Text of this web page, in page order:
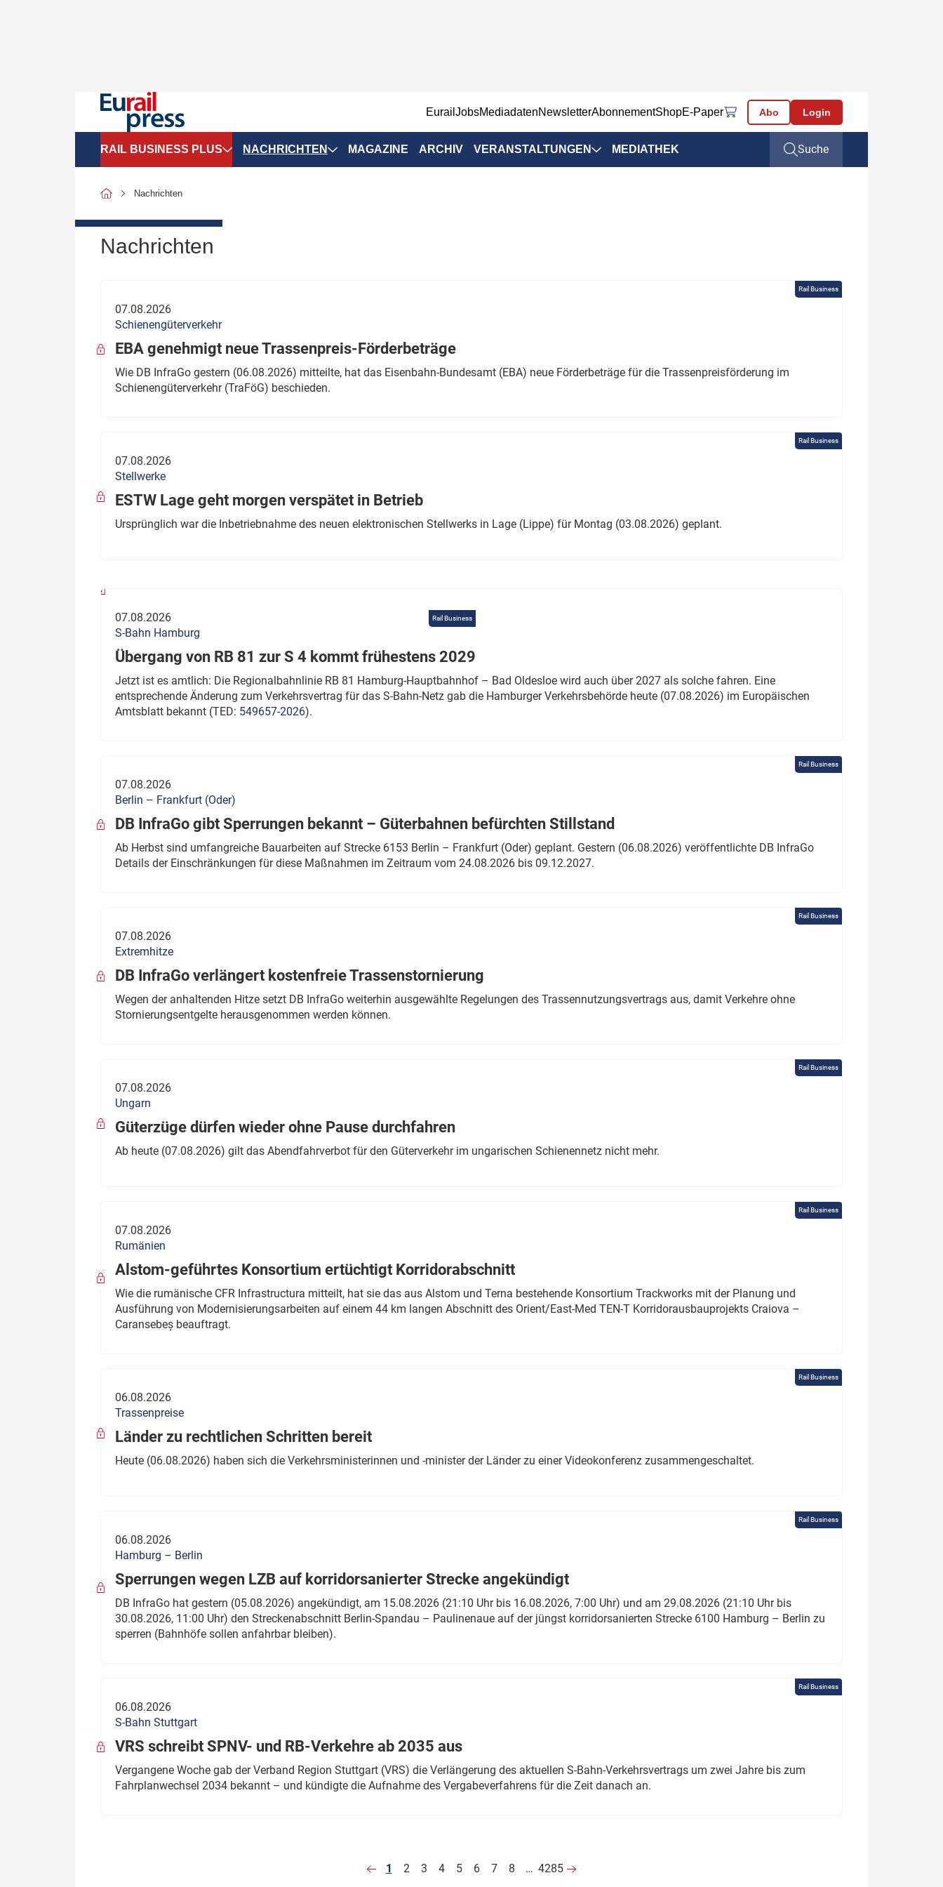
EurailJobsMediadatenNewsletterAbonnementShopE-Paper Abo Login
RAIL BUSINESS PLUS
SPNV-Marktdaten
Politik
Verbände: Wer spricht für
wen?
Thema des Monats
Dossier: Generalsanierung
Dossier: ETCS
NACHRICHTEN
Infrastruktur & Ausrüstung
ÖPNV
MAGAZINE ARCHIV VERANSTALTUNGEN MEDIATHEK Suche
Nachrichten
Nachrichten
Rail Business
07.08.2026
Schienengüterverkehr
EBA genehmigt neue Trassenpreis-Förderbeträge
Wie DB InfraGo gestern (06.08.2026) mitteilte, hat das Eisenbahn-Bundesamt (EBA) neue Förderbeträge für die Trassenpreisförderung im
Schienengüterverkehr (TraFöG) beschieden.
Rail Business
07.08.2026
Stellwerke
ESTW Lage geht morgen verspätet in Betrieb
Ursprünglich war die Inbetriebnahme des neuen elektronischen Stellwerks in Lage (Lippe) für Montag (03.08.2026) geplant.
Rail Business
07.08.2026
S-Bahn Hamburg
Übergang von RB 81 zur S 4 kommt frühestens 2029
Jetzt ist es amtlich: Die Regionalbahnlinie RB 81 Hamburg-Hauptbahnhof – Bad Oldesloe wird auch über 2027 als solche fahren. Eine
entsprechende Änderung zum Verkehrsvertrag für das S-Bahn-Netz gab die Hamburger Verkehrsbehörde heute (07.08.2026) im Europäischen
Amtsblatt bekannt (TED: 549657-2026).
Rail Business
07.08.2026
Berlin – Frankfurt (Oder)
DB InfraGo gibt Sperrungen bekannt – Güterbahnen befürchten Stillstand
Ab Herbst sind umfangreiche Bauarbeiten auf Strecke 6153 Berlin – Frankfurt (Oder) geplant. Gestern (06.08.2026) veröffentlichte DB InfraGo
Details der Einschränkungen für diese Maßnahmen im Zeitraum vom 24.08.2026 bis 09.12.2027.
Rail Business
07.08.2026
Extremhitze
DB InfraGo verlängert kostenfreie Trassenstornierung
Wegen der anhaltenden Hitze setzt DB InfraGo weiterhin ausgewählte Regelungen des Trassennutzungsvertrags aus, damit Verkehre ohne
Stornierungsentgelte herausgenommen werden können.
Rail Business
07.08.2026
Ungarn
Güterzüge dürfen wieder ohne Pause durchfahren
Ab heute (07.08.2026) gilt das Abendfahrverbot für den Güterverkehr im ungarischen Schienennetz nicht mehr.
Rail Business
07.08.2026
Rumänien
Alstom-geführtes Konsortium ertüchtigt Korridorabschnitt
Wie die rumänische CFR Infrastructura mitteilt, hat sie das aus Alstom und Terna bestehende Konsortium Trackworks mit der Planung und
Ausführung von Modernisierungsarbeiten auf einem 44 km langen Abschnitt des Orient/East-Med TEN-T Korridorausbauprojekts Craiova –
Caransebeș beauftragt.
Rail Business
06.08.2026
Trassenpreise
Länder zu rechtlichen Schritten bereit
Heute (06.08.2026) haben sich die Verkehrsministerinnen und -minister der Länder zu einer Videokonferenz zusammengeschaltet.
Rail Business
06.08.2026
Hamburg – Berlin
Sperrungen wegen LZB auf korridorsanierter Strecke angekündigt
DB InfraGo hat gestern (05.08.2026) angekündigt, am 15.08.2026 (21:10 Uhr bis 16.08.2026, 7:00 Uhr) und am 29.08.2026 (21:10 Uhr bis
30.08.2026, 11:00 Uhr) den Streckenabschnitt Berlin-Spandau – Paulinenaue auf der jüngst korridorsanierten Strecke 6100 Hamburg – Berlin zu
sperren (Bahnhöfe sollen anfahrbar bleiben).
Rail Business
06.08.2026
S-Bahn Stuttgart
VRS schreibt SPNV- und RB-Verkehre ab 2035 aus
Vergangene Woche gab der Verband Region Stuttgart (VRS) die Verlängerung des aktuellen S-Bahn-Verkehrsvertrags um zwei Jahre bis zum
Fahrplanwechsel 2034 bekannt – und kündigte die Aufnahme des Vergabeverfahrens für die Zeit danach an.
1 2 3 4 5 6 7 8 … 4285